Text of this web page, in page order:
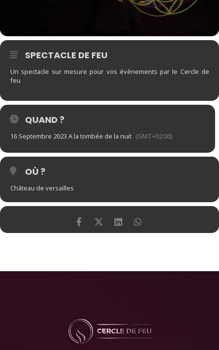
SPECTACLE DE FEU
Un spectacle sur mesure pour vos évènements par le Cercle de
feu
QUAND ?
16 Septembre 2023 A la tombée de la nuit (GMT+02:00)
OÙ ?
Château de versailles